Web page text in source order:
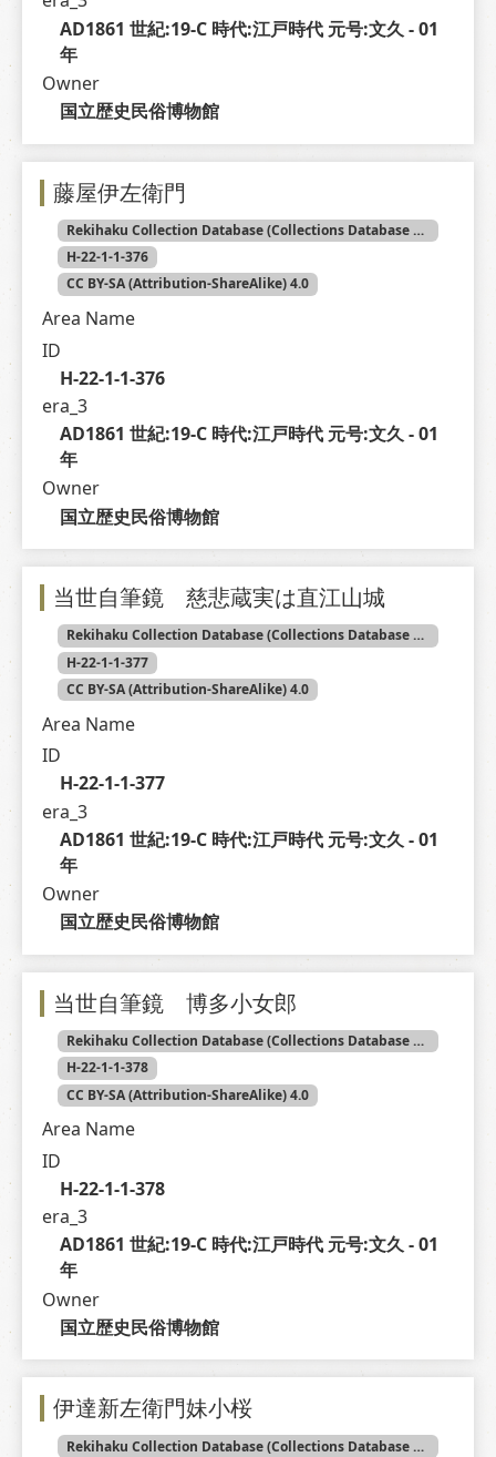
AD1861 世紀:19-C 時代:江戸時代 元号:文久 - 01
年
Owner
国立歴史民俗博物館
藤屋伊左衛門
Rekihaku Collection Database (Collections Database of the National Museum of Japanese History)
H-22-1-1-376
CC BY-SA (Attribution-ShareAlike) 4.0
Area Name
ID
H-22-1-1-376
era_3
AD1861 世紀:19-C 時代:江戸時代 元号:文久 - 01
年
Owner
国立歴史民俗博物館
当世自筆鏡 慈悲蔵実は直江山城
Rekihaku Collection Database (Collections Database of the National Museum of Japanese History)
H-22-1-1-377
CC BY-SA (Attribution-ShareAlike) 4.0
Area Name
ID
H-22-1-1-377
era_3
AD1861 世紀:19-C 時代:江戸時代 元号:文久 - 01
年
Owner
国立歴史民俗博物館
当世自筆鏡 博多小女郎
Rekihaku Collection Database (Collections Database of the National Museum of Japanese History)
H-22-1-1-378
CC BY-SA (Attribution-ShareAlike) 4.0
Area Name
ID
H-22-1-1-378
era_3
AD1861 世紀:19-C 時代:江戸時代 元号:文久 - 01
年
Owner
国立歴史民俗博物館
伊達新左衛門妹小桜
Rekihaku Collection Database (Collections Database of the National Museum of Japanese History)